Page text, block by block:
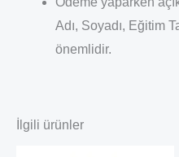
Adı, Soyadı, Eğitim
önemlidir.
İlgili ürünler